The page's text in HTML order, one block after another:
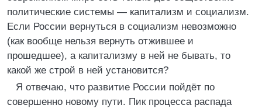
политические системы — капитализм и социализм.
Если России вернуться в социализм невозможно
(как вообще нельзя вернуть отжившее и
прошедшее), а капитализму в ней не бывать, то
какой же строй в ней установится?
Я отвечаю, что развитие России пойдёт по
совершенно новому пути. Пик процесса распада